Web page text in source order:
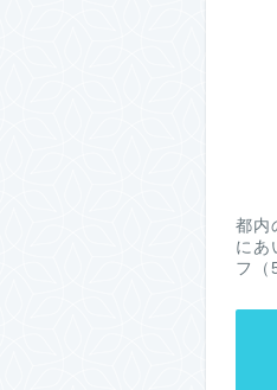
都内
にあ
フ（